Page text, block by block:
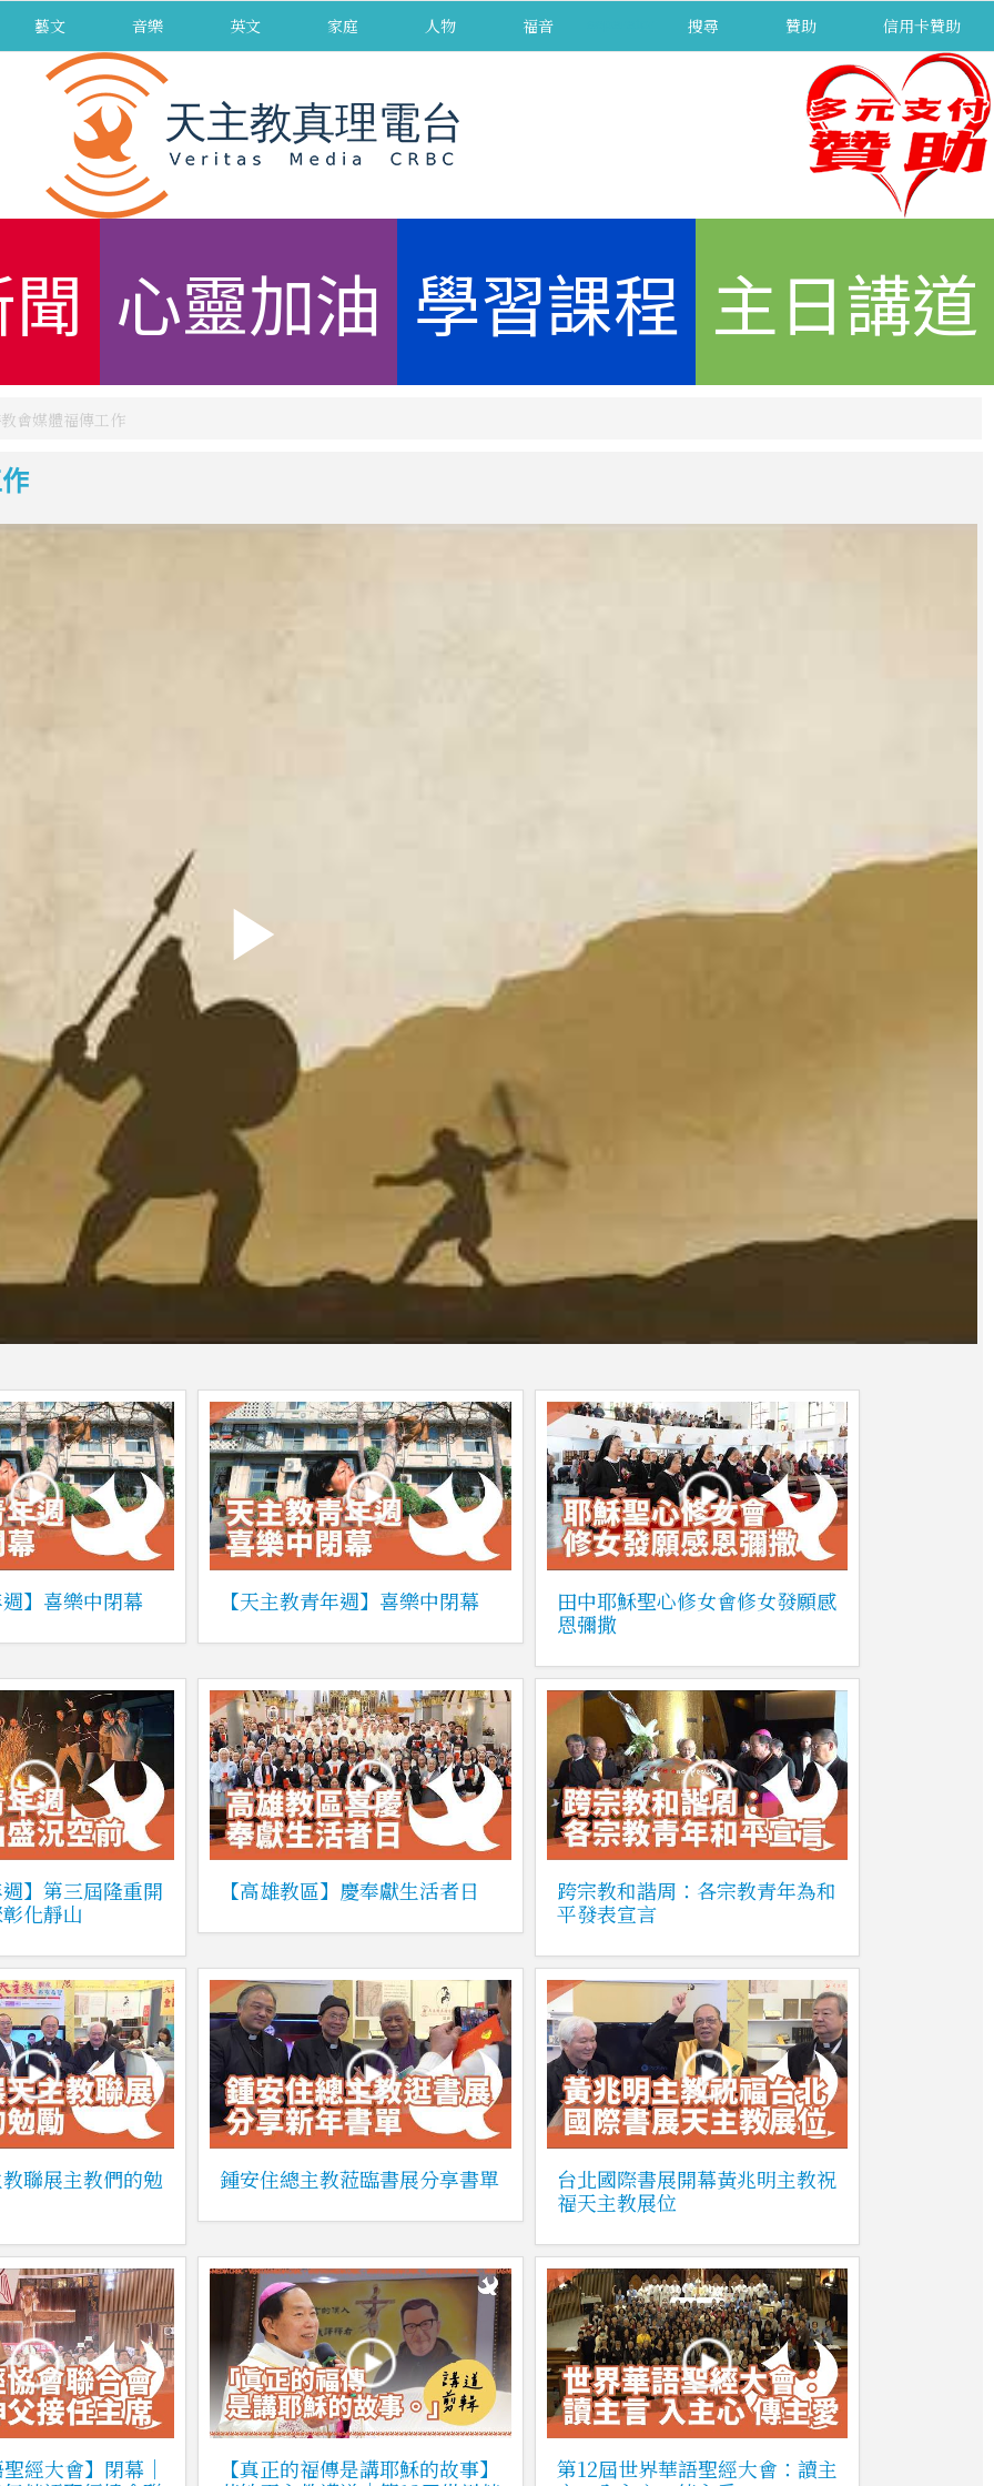
藝文 音樂 英文 家庭 人物 福音 搜尋 贊助 信用卡贊助
心靈加油 學習課程 主日講道
會媒體福傳工作
】喜樂中閉幕 【天主教青年週】喜樂中閉幕
田中耶穌聖心修女會修女發願感
恩彌撒
】第三屆隆重開
化靜山
【高雄教區】慶奉獻生活者日
跨宗教和諧周：各宗教青年為和
平發表宣言
聯展主教們的勉 鍾安住總主教蒞臨書展分享書單
台北國際書展開幕黃兆明主教祝
福天主教展位
經大會】閉幕｜
【真正的福傳是講耶穌的故事】
第12屆世界華語聖經大會：讀主